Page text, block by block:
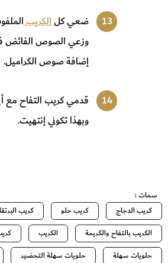
ضعي كلالكريب
وزعي الصوص الفائض
إضافة صوص الكراميل.
قدمي كريب التفاح مع
وبهذا تكوني إنتهيت.
سمات :
كريب الدجاج
كريب حلو
كريب
الكريب بالتفاح والكريمة
الكريب
حلويات سهلة
حلويات سهلة التحضير